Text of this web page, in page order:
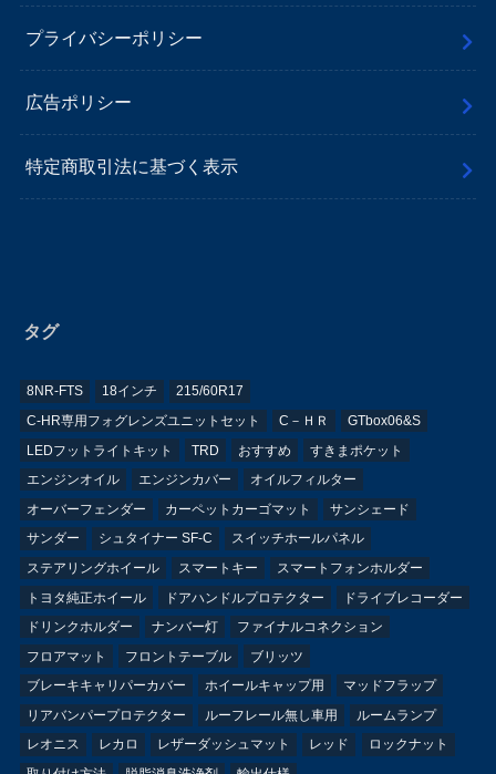
プライバシーポリシー
広告ポリシー
特定商取引法に基づく表示
タグ
8NR-FTS 18インチ
215/60R17
C-HR専用フォグレンズユニットセット
C－ＨＲ
GTbox06&S
LEDフットライトキット
TRD おすすめ
すきまポケット
エンジンオイル
エンジンカバー
オイルフィルター
オーバーフェンダー
カーペットカーゴマット
サンシェード
サンダー
シュタイナー SF-C
スイッチホールパネル
ステアリングホイール
スマートキー
スマートフォンホルダー
トヨタ純正ホイール
ドアハンドルプロテクター
ドライブレコーダー
ドリンクホルダー
ナンバー灯
ファイナルコネクション
フロアマット
フロントテーブル
ブリッツ
ブレーキキャリパーカバー
ホイールキャップ用
マッドフラップ
リアバンパープロテクター
ルーフレール無し車用
ルームランプ
レオニス
レカロ レザーダッシュマット レッド
ロックナット